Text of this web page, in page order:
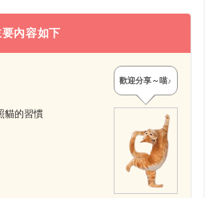
要內容如下
貓的習慣
歡迎分享～喵♪